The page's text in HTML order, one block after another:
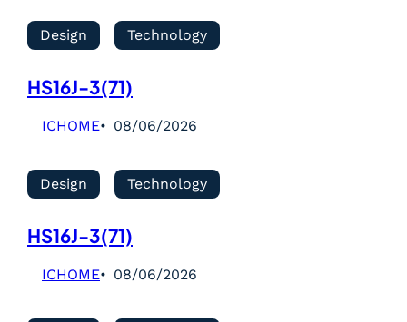
Design Technology
HS16J-3(71)
ICHOME 08/06/2026
Design Technology
HS16J-3(71)
ICHOME 08/06/2026